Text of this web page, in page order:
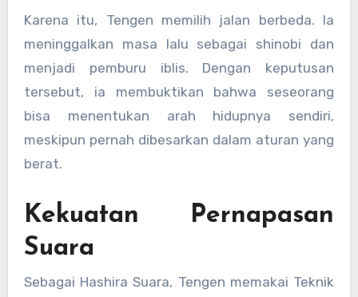
Karena itu, Tengen memilih jalan berbeda. Ia
meninggalkan masa lalu sebagai shinobi dan
menjadi pemburu iblis. Dengan keputusan
tersebut, ia membuktikan bahwa seseorang
bisa menentukan arah hidupnya sendiri,
meskipun pernah dibesarkan dalam aturan yang
berat.
Kekuatan Pernapasan
Suara
Sebagai Hashira Suara, Tengen memakai Teknik